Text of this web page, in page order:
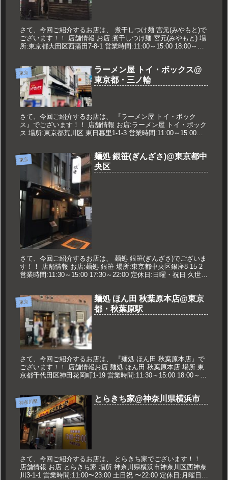
さて、今回ご紹介するお店は、 煮干しつけ麺 宮元(みやもと)で
ございます！！ 店舗情報 お店:煮干しつけ麺 宮元(みやもと) 場
所:東京都大田区西蒲田7-8-1 営業時間:11:00～15:00 18:00～
東京
ラーメン屋 トイ・ボックス@
東京都・三ノ輪
さて、今回ご紹介するお店は、 『ラーメン屋 トイ・ボック
ス』でございます！！ 店舗情報 お店:ラーメン屋 トイ・ボック
ス 場所:東京都荒川区 東日暮里1-1-3 営業時間:11:00～15:00
東京
麺処 銀笹(ぎんざさ)@東京都中
央区
さて、今回ご紹介するお店は、 麺処 銀笹(ぎんざさ)でございま
す！！ 店舗情報 お店:麺処 銀笹 場所:東京都中央区銀座8-15-2
営業時間:11:30～15:00 17:30～22:00 定休日:日曜・祝日 久世の
東京
麺処 ほん田 秋葉原本店@東京
都・秋葉原駅
さて、今回ご紹介するお店は、 『麺処 ほん田 秋葉原本店』で
ございます！！ 店舗情報お店:麺処 ほん田 秋葉原本店 場所:東
京都千代田区神田花岡町1-19 営業時間:11:30～15:00 18:00～
神奈川県 とらきち家@神奈川県横浜市
さて、今回ご紹介するお店は、 とらきち家でございます！！
店舗情報 お店:とらきち家 場所:神奈川県横浜市神奈川区西神奈
川3-1-1 営業時間:11:00〜23:00 土日祝 〜22:00 定休日:月曜日